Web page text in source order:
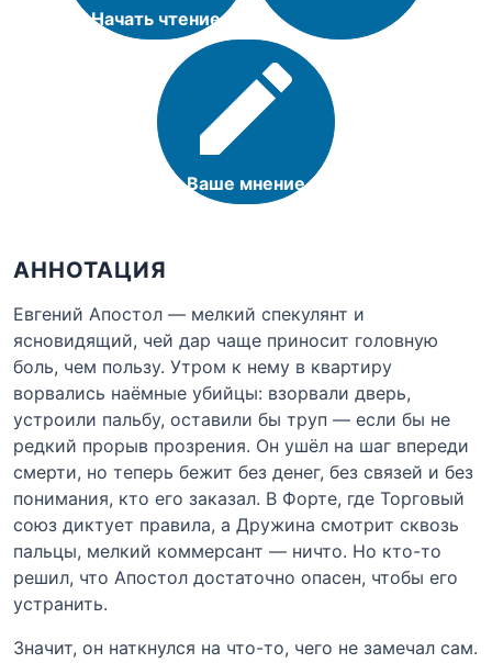
Начать чтение
Ваше мнение
АННОТАЦИЯ
Евгений Апостол — мелкий спекулянт и
ясновидящий, чей дар чаще приносит головную
боль, чем пользу. Утром к нему в квартиру
ворвались наёмные убийцы: взорвали дверь,
устроили пальбу, оставили бы труп — если бы не
редкий прорыв прозрения. Он ушёл на шаг впереди
смерти, но теперь бежит без денег, без связей и без
понимания, кто его заказал. В Форте, где Торговый
союз диктует правила, а Дружина смотрит сквозь
пальцы, мелкий коммерсант — ничто. Но кто-то
решил, что Апостол достаточно опасен, чтобы его
устранить.
Значит, он наткнулся на что-то, чего не замечал сам.